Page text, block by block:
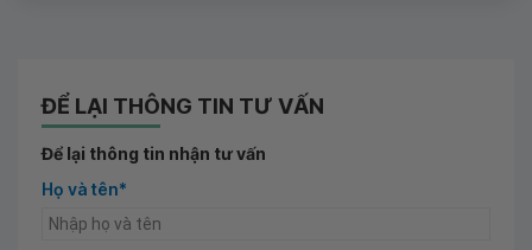
ĐỂ LẠI THÔNG TIN TƯ VẤN
Để lại thông tin nhận tư vấn
Họ và tên*